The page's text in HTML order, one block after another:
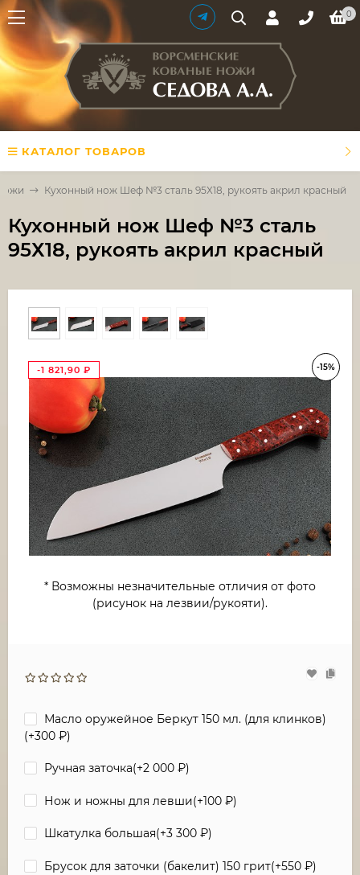
0
КАТАЛОГ ТОВАРОВ
Кухонный нож Шеф №3 сталь 95Х18, рукоять акрил красный
Кухонный нож Шеф №3 сталь
95Х18, рукоять акрил красный
-15%
-1 821,90 ₽
* Возможны незначительные отличия от фото
(рисунок на лезвии/рукояти).
Масло оружейное Беркут 150 мл. (для клинков)
(+300 ₽)
Ручная заточка(+2 000 ₽)
Нож и ножны для левши(+100 ₽)
Шкатулка большая(+3 300 ₽)
Брусок для заточки (бакелит) 150 грит(+550 ₽)